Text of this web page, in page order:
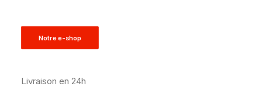
Notre e-shop
Livraison en 24h